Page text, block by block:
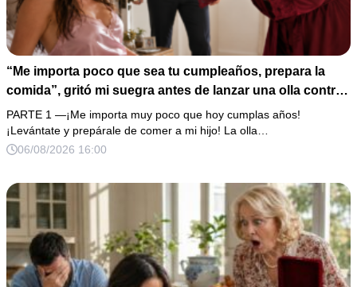
“Me importa poco que sea tu cumpleaños, prepara la
comida”, gritó mi suegra antes de lanzar una olla contra
mi cama. Mi esposo regresó horas después oliendo al
perfume de su amante, seguro de que yo lo perdonaría.
Pero yo ya tenía 3 copias de los estados de cuenta y una
PARTE 1 —¡Me importa muy poco que hoy cumplas años!
¡Levántate y prepárale de comer a mi hijo! La olla…
06/08/2026 16:00